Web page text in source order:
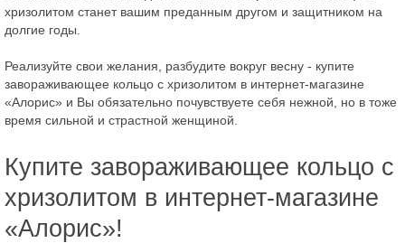
хризолитом станет вашим преданным другом и защитником на
долгие годы.
Реализуйте свои желания, разбудите вокруг весну - купите
завораживающее кольцо с хризолитом в интернет-магазине
«Алорис» и Вы обязательно почувствуете себя нежной, но в тоже
время сильной и страстной женщиной.
Купите завораживающее кольцо с
хризолитом в интернет-магазине
«Алорис»!